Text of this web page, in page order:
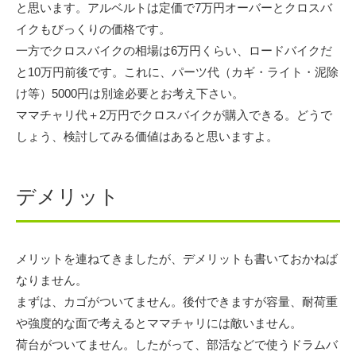
と思います。アルベルトは定価で7万円オーバーとクロスバ
イクもびっくりの価格です。
一方でクロスバイクの相場は6万円くらい、ロードバイクだ
と10万円前後です。これに、パーツ代（カギ・ライト・泥除
け等）5000円は別途必要とお考え下さい。
ママチャリ代＋2万円でクロスバイクが購入できる。どうで
しょう、検討してみる価値はあると思いますよ。
デメリット
メリットを連ねてきましたが、デメリットも書いておかねば
なりません。
まずは、カゴがついてません。後付できますが容量、耐荷重
や強度的な面で考えるとママチャリには敵いません。
荷台がついてません。したがって、部活などで使うドラムバ